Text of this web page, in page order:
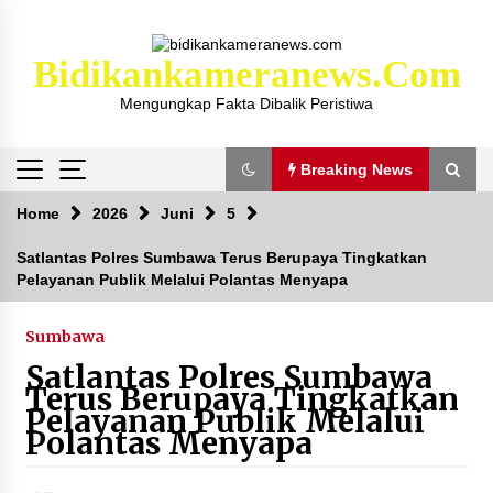
Bidikankameranews.com
Mengungkap Fakta Dibalik Peristiwa
Breaking News
Breaking News
Kejaksaan KSB Mulai Lidik Mafia Tanah Desa
Sekongkang Bawah
2 tahun ago
Laporan Dugaan Pencabulan di Desa Sepayung
Kec. Plampang, Polres Sumbawa Pastikan
Proses Penyelidikan Berjalan Maksimal
4 minggu ago
Home 2026 Juni 5
Satlantas Polres Sumbawa Terus Berupaya Tingkatkan
Pelayanan Publik Melalui Polantas Menyapa
Sumbawa
Satlantas Polres Sumbawa
Terus Berupaya Tingkatkan
Pelayanan Publik Melalui
Polantas Menyapa